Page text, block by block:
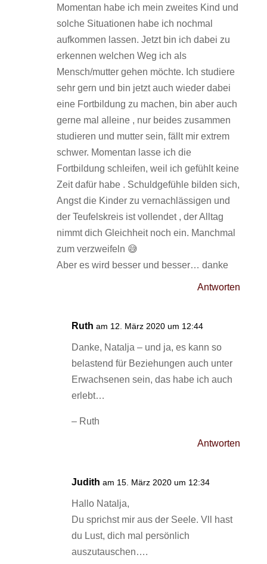
Momentan habe ich mein zweites Kind und
solche Situationen habe ich nochmal
aufkommen lassen. Jetzt bin ich dabei zu
erkennen welchen Weg ich als
Mensch/mutter gehen möchte. Ich studiere
sehr gern und bin jetzt auch wieder dabei
eine Fortbildung zu machen, bin aber auch
gerne mal alleine , nur beides zusammen
studieren und mutter sein, fällt mir extrem
schwer. Momentan lasse ich die
Fortbildung schleifen, weil ich gefühlt keine
Zeit dafür habe . Schuldgefühle bilden sich,
Angst die Kinder zu vernachlässigen und
der Teufelskreis ist vollendet , der Alltag
nimmt dich Gleichheit noch ein. Manchmal
zum verzweifeln 😅
Aber es wird besser und besser… danke
Antworten
Ruth am 12. März 2020 um 12:44
Danke, Natalja – und ja, es kann so
belastend für Beziehungen auch unter
Erwachsenen sein, das habe ich auch
erlebt…
– Ruth
Antworten
Judith am 15. März 2020 um 12:34
Hallo Natalja,
Du sprichst mir aus der Seele. Vll hast
du Lust, dich mal persönlich
auszutauschen….